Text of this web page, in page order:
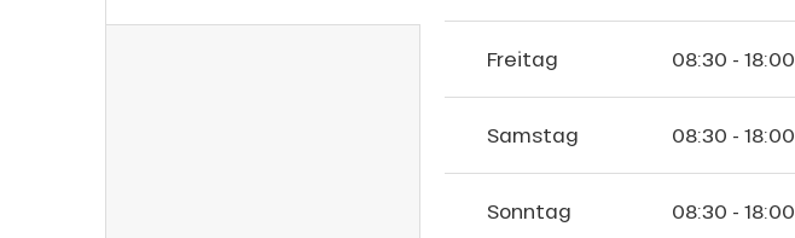
Freitag 08:30 - 18:00
Samstag 08:30 - 18:00
Sonntag 08:30 - 18:00